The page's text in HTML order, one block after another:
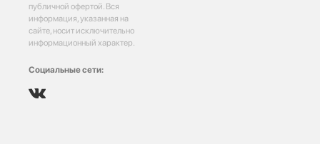
публичной офертой. Вся
информация, указанная на
сайте, носит исключительно
информационный характер.
Социальные сети: